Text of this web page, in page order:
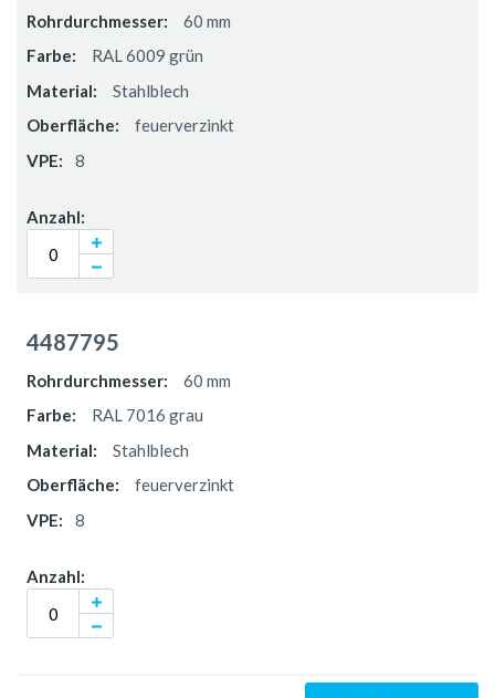
60 mm
RAL 6009 grün
Stahlblech
feuerverzinkt
8
4487795
60 mm
RAL 7016 grau
Stahlblech
feuerverzinkt
8